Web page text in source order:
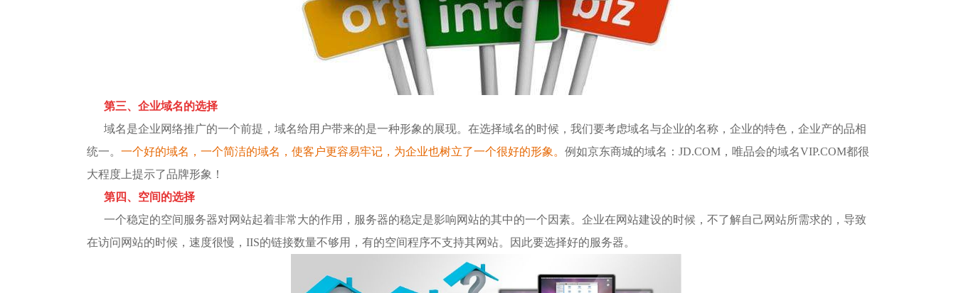
第三、企业域名的选择
域名是企业网络推广的一个前提，域名给用户带来的是一种形象的展现。在选择域名的时候，我们要考虑域名与企业的名称，企业的特色，企业产的品相
统一。 一个好的域名，一个简洁的域名，使客户更容易牢记，为企业也树立了一个很好的形象。 例如京东商城的域名：JD.COM，唯品会的域名VIP.COM都很
大程度上提示了品牌形象！
第四、空间的选择
一个稳定的空间服务器对网站起着非常大的作用，服务器的稳定是影响网站的其中的一个因素。企业在网站建设的时候，不了解自己网站所需求的，导致
在访问网站的时候，速度很慢，IIS的链接数量不够用，有的空间程序不支持其网站。因此要选择好的服务器。